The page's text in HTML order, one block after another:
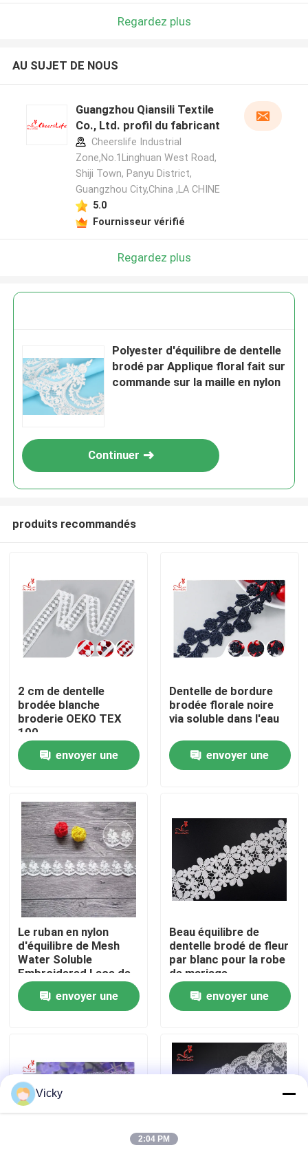
Maison
Au sujet de nous
Visite d'usine
Contrôle de qualité
Contactez-nous
Demandez une citation
Exhibition Information
tissu brodé de dentelle
équilibre brodé de dentelle
Regardez plus
AU SUJET DE NOUS
Guangzhou Qiansili Textile
Co., Ltd. profil du fabricant
Cheerslife Industrial
Zone,No.1Linghuan West Road,
Shiji Town, Panyu District,
Guangzhou City,China ,LA CHINE
5.0
Fournisseur vérifié
Regardez plus
Polyester d'équilibre de dentelle
brodé par Applique floral fait sur
commande sur la maille en nylon
Continuer
produits recommandés
2 cm de dentelle
brodée blanche
broderie OEKO TEX
100
envoyer une
Dentelle de bordure
brodée florale noire
via soluble dans l'eau
envoyer une
Le ruban en nylon
d'équilibre de Mesh
Water Soluble
Embroidered Lace de
coton pour des
femmes s'habillent
envoyer une
Beau équilibre de
dentelle brodé de fleur
par blanc pour la robe
de mariage
envoyer une
Vicky
2:04 PM